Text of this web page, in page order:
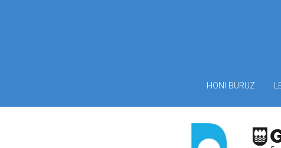
HONI BURUZ